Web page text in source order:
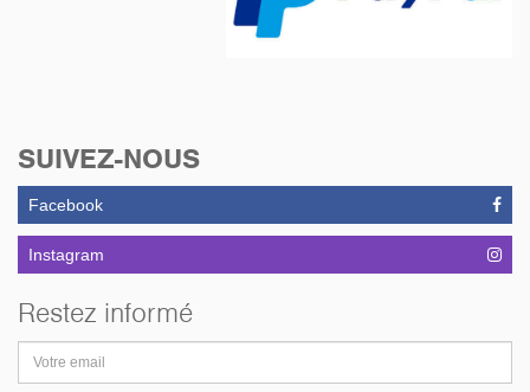
SUIVEZ-NOUS
Facebook
Instagram
Restez informé
email